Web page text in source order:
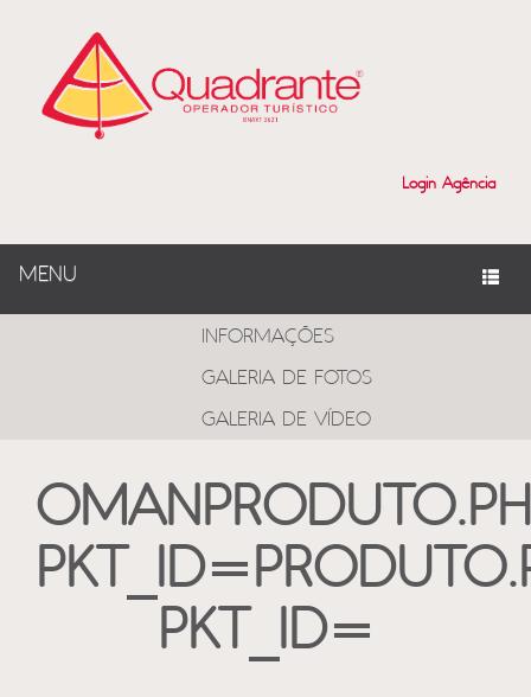
Login Agência
MENU
INFORMAÇÕES
GALERIA DE FOTOS
GALERIA DE VÍDEO
PKT_ID=